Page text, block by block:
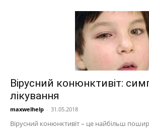
Вірусний конюнктивіт:
лікування
maxwelhelp - 31.05.2018
Вірусний конюнктивіт – це найбільш